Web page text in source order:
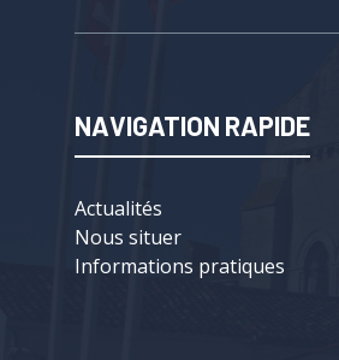
NAVIGATION RAPIDE
Actualités
Nous situer
Informations pratiques